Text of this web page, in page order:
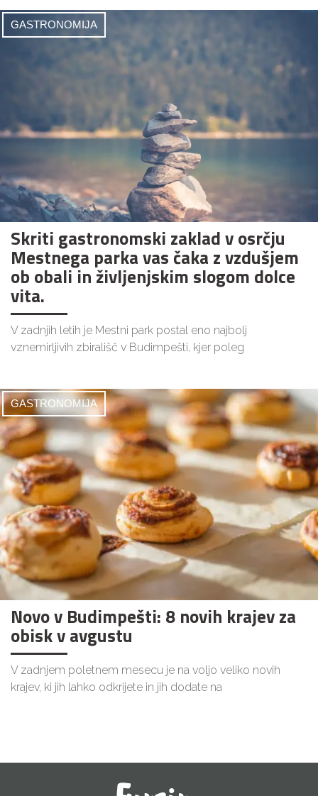
GASTRONOMIJA
Skriti gastronomski zaklad v osrčju
Mestnega parka vas čaka z vzdušjem
ob obali in življenjskim slogom dolce
vita.
V zadnjih letih je Mestni park postal eno najbolj
vznemirljivih zbirališč v Budimpešti, kjer poleg
GASTRONOMIJA
Novo v Budimpešti: 8 novih krajev za
obisk v avgustu
V zadnjem poletnem mesecu je na voljo veliko novih
krajev, ki jih lahko odkrijete in jih dodate na